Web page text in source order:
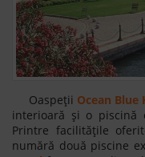
Oaspeții Ocean Blue
interioară și o piscină
Printre facilitățile
numără două piscine